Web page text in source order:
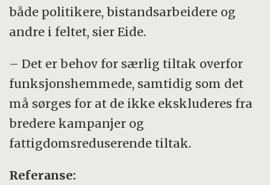
både politikere, bistandsarbeidere og
andre i feltet, sier Eide.
– Det er behov for særlig tiltak overfor
funksjonshemmede, samtidig som det
må sørges for at de ikke ekskluderes fra
bredere kampanjer og
fattigdomsreduserende tiltak.
Referanse: